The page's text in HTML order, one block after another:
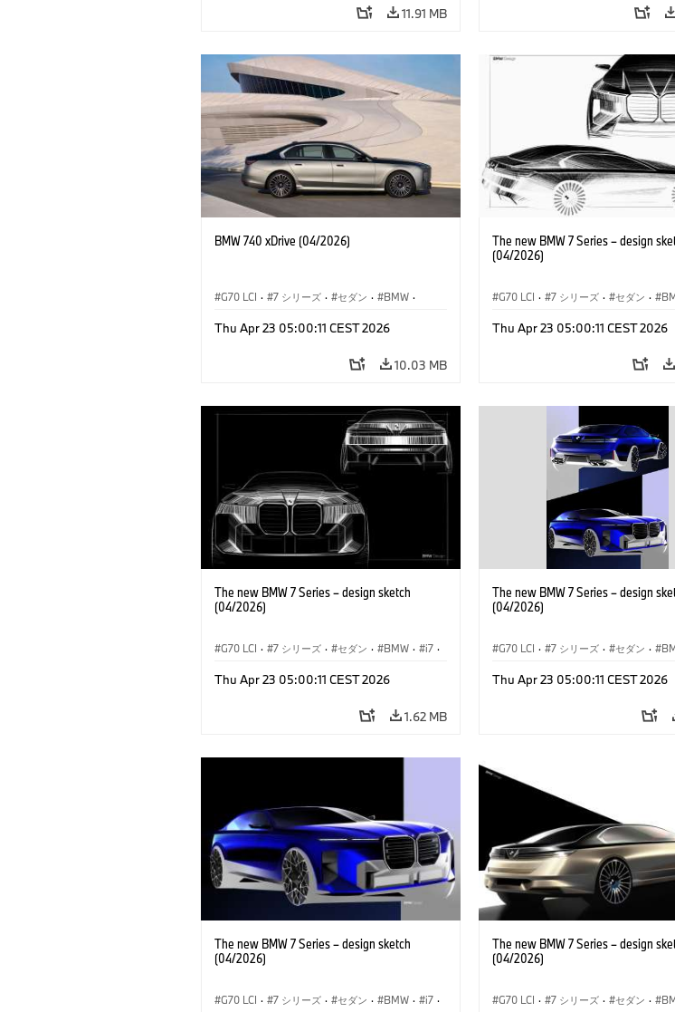
11.91 MB
BMW 740 xDrive (04/2026)
G70 LCI · 7 シリーズ · セダン · BMW ·
M760e
Thu Apr 23 05:00:11 CEST 2026
10.03 MB
The new BMW 7 Series – design
(04/2026)
G70 LCI · 7 シリーズ · セダン ·
M モデル
Thu Apr 23 05:00:11 CEST 2026
The new BMW 7 Series – design sketch
(04/2026)
G70 LCI · 7 シリーズ · セダン · BMW · i7 ·
M モデル
Thu Apr 23 05:00:11 CEST 2026
1.62 MB
The new BMW 7 Series – design
(04/2026)
G70 LCI · 7 シリーズ · セダン ·
M モデル
Thu Apr 23 05:00:11 CEST 2026
The new BMW 7 Series – design sketch
(04/2026)
G70 LCI · 7 シリーズ · セダン · BMW · i7 ·
The new BMW 7 Series – design
(04/2026)
G70 LCI · 7 シリーズ · セダン ·